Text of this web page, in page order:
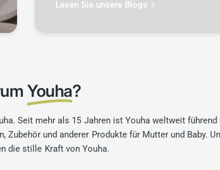
Lesen Sie unsere Blogs
Youha?
Seit mehr als 15 Jahren ist Youha weltweit führend
und anderer Produkte für Mutter und Baby.
die stille Kraft von Youha.